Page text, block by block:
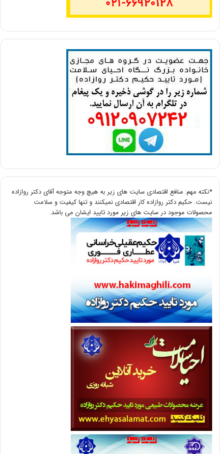
*نکته مهم: منافع اقتصادی سایت های زیر به هیچ وجه متوجه آقای دکتر روازاده
نیست. حکیم دکتر روازاده کار اقتصادی نمیکنند و تنها کیفیت و سلامت
محصولات موجود در سایت های زیر مورد تایید ایشان می باشد.